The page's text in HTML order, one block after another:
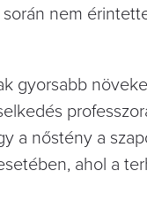
nem
gyorsabb
a nőstény a
ahol a